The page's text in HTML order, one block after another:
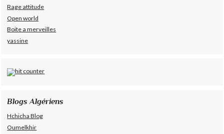
Rage attitude
Open world
Boite a merveilles
yassine
Blogs Algériens
Hchicha Blog
Oumelkhir